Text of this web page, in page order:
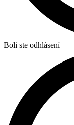
Boli ste odhlásení